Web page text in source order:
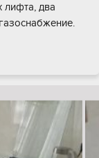
лифта, два